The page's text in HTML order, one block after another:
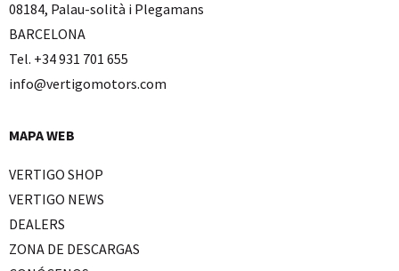
08184, Palau-solità i Plegamans
BARCELONA
Tel. +34 931 701 655
info@vertigomotors.com
MAPA WEB
VERTIGO SHOP
VERTIGO NEWS
DEALERS
ZONA DE DESCARGAS